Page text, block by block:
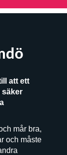
att ett
säker
mår bra,
och måste